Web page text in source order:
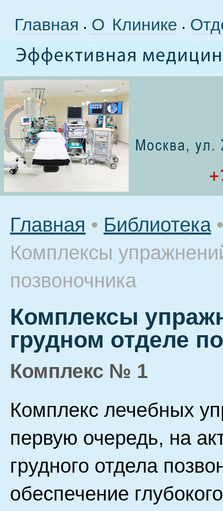
Главная • О Клинике •
Главная • Библиотека •
Комплексы
позвоночника
Комплексы
грудном отделе
Комплекс № 1
Комплекс лечебных
первую очередь, на
грудного отдела
обеспечение